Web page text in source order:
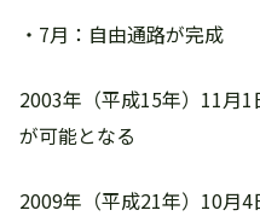
・7月：自由通路が完成
2003年（平成15年）11月1
が可能となる
2009年（平成21年）10月